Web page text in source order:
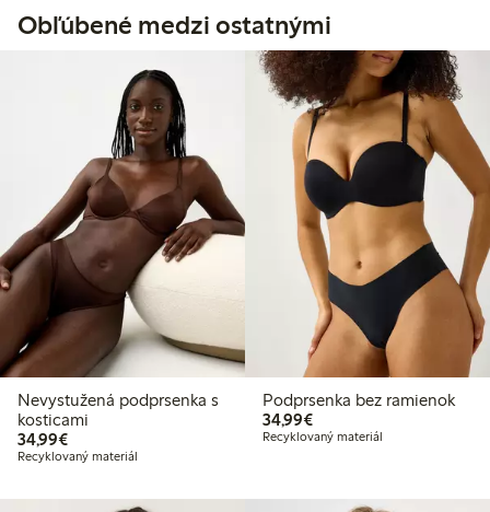
Obľúbené medzi ostatnými
Nevystužená podprsenka s
kosticami
34,99€34,99 €
Recyklovaný materiál
Podprsenka bez ramienok
34,99€34,99 €
Recyklovaný materiál